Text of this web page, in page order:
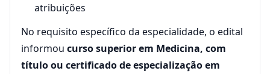
atribuições
No requisito específico da especialidade, o edital
informou curso superior em Medicina, com
título ou certificado de especialização em